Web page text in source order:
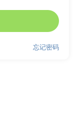
忘记密码